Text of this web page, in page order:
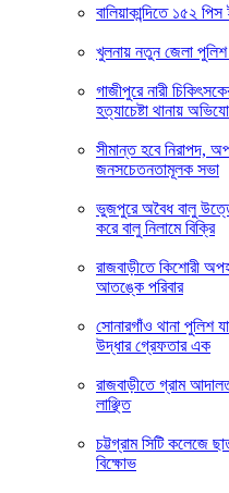
বালিয়াকান্দিতে ১৫২
খুলনায় নতুন জেলা
গাজীপুরে নারী
হত্যাচেষ্টা থানায়
সীমান্ত হবে নিরাপদ,
জনসচেতনতামূলক সভা
ভুজপুরে অবৈধ বালু
করে বালু নিলামে বিক্রি
রাজবাড়ীতে কিশোরী
আতঙ্কে পরিবার
সোনারগাঁও থানা পুলিশ
উদ্ধার গ্রেফতার এক
রাজবাড়ীতে গ্রাম
লাঞ্ছিত
চট্টগ্রাম সিটি কলেজে
বিক্ষোভ